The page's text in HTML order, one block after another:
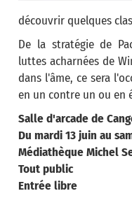
découvrir quelques
De la stratégie de
luttes acharnées de
dans l'âme, ce sera
en un contre un ou en
Salle d'arcade de
Du mardi 13 juin au
Médiathèque Michel
Tout public
Entrée libre